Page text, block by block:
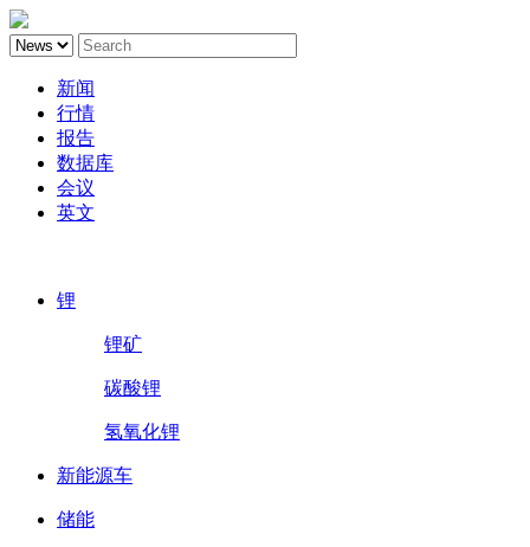
新闻
行情
报告
数据库
会议
英文
锂
锂矿
碳酸锂
氢氧化锂
新能源车
储能